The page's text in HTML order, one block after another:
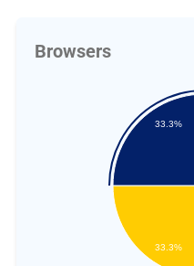
Browsers
33.3%
33.3%